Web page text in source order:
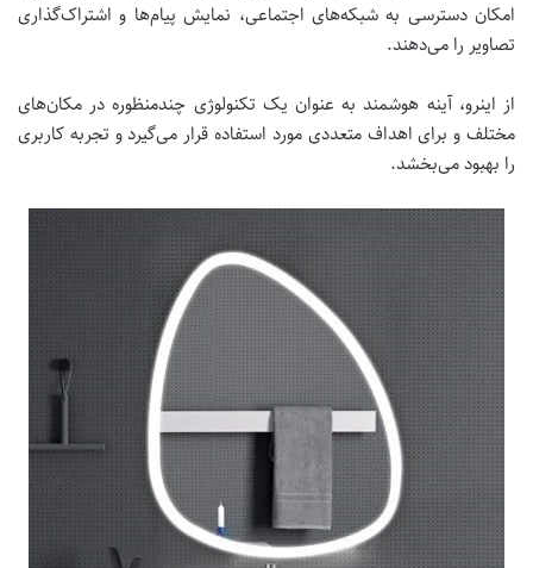
امکان دسترسی به شبکه‌های اجتماعی، نمایش پیام‌ها و اشتراک‌گذاری
تصاویر را می‌دهند.
از اینرو، آینه هوشمند به عنوان یک تکنولوژی چندمنظوره در مکان‌های
مختلف و برای اهداف متعددی مورد استفاده قرار می‌گیرد و تجربه کاربری
را بهبود می‌بخشد.